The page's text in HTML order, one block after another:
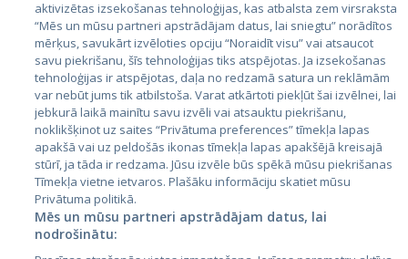
Эстония
Латвия
Литва
City24.lv
CVbankas.lt
aktivizētas izsekošanas tehnoloģijas, kas atbalsta zem virsraksta
“Mēs un mūsu partneri apstrādājam datus, lai sniegtu” norādītos
mērķus, savukārt izvēloties opciju “Noraidīt visu” vai atsaucot
savu piekrišanu, šīs tehnoloģijas tiks atspējotas. Ja izsekošanas
tehnoloģijas ir atspējotas, daļa no redzamā satura un reklāmām
var nebūt jums tik atbilstoša. Varat atkārtoti piekļūt šai izvēlnei, lai
jebkurā laikā mainītu savu izvēli vai atsauktu piekrišanu,
noklikšķinot uz saites “Privātuma preferences” tīmekļa lapas
apakšā vai uz peldošās ikonas tīmekļa lapas apakšējā kreisajā
stūrī, ja tāda ir redzama. Jūsu izvēle būs spēkā mūsu piekrišanas
Tīmekļa vietne ietvaros. Plašāku informāciju skatiet mūsu
Privātuma politikā.
Mēs un mūsu partneri apstrādājam datus, lai
nodrošinātu: